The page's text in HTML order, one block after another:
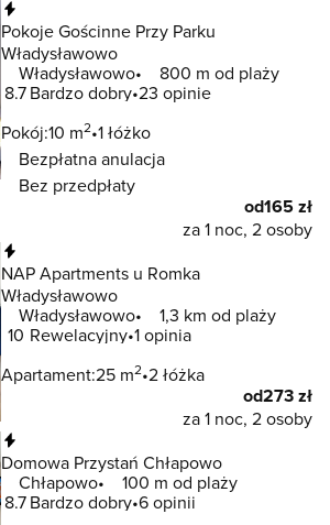
Pokoje Gościnne Przy Parku
Władysławowo
Władysławowo
800 m od plaży
8.7Bardzo dobry 23 opinie
Pokój:10 m2 1 łóżko
Bezpłatna anulacja
Bez przedpłaty
od165 zł
za 1 noc, 2 osoby
NAP Apartments u Romka
Władysławowo
Władysławowo
1,3 km od plaży
10 Rewelacyjny 1 opinia
Apartament:25 m2 2 łóżka
od273 zł
za 1 noc, 2 osoby
Domowa Przystań Chłapowo
Chłapowo
100 m od plaży
8.7Bardzo dobry 6 opinii